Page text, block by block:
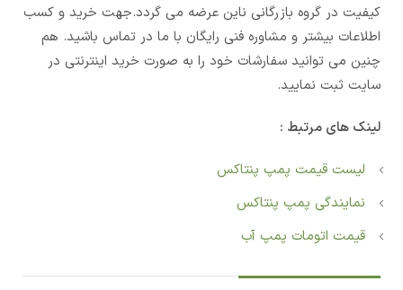
کیفیت در گروه بازرگانی ناین عرضه می گردد.جهت خرید و کسب
اطلاعات بیشتر و مشاوره فنی رایگان با ما در تماس باشید. هم
چنین می توانید سفارشات خود را به صورت خرید اینترنتی در
سایت ثبت نمایید.
لینک های مرتبط :
لیست قیمت پمپ پنتاکس
نمایندگی پمپ پنتاکس
قیمت اتومات پمپ آب